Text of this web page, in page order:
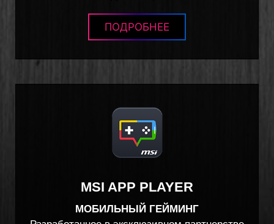
ПОДРОБНЕЕ
MSI APP PLAYER
МОБИЛЬНЫЙ ГЕЙМИНГ